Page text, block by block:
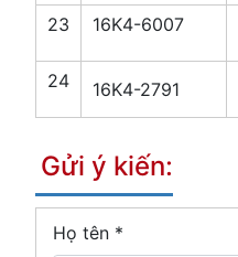
23 16K4-6007
24 16K4-2791
Gửi ý kiến:
Họ tên *